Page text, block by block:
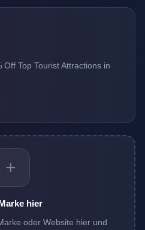
Top Tourist Attractions in
+
hier
oder Website hier und